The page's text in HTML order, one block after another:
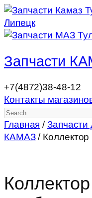
Запчасти
+7(4872)38-48-12
Контакты
Search
Главная /Запчасти
КАМАЗ/ Коллектор